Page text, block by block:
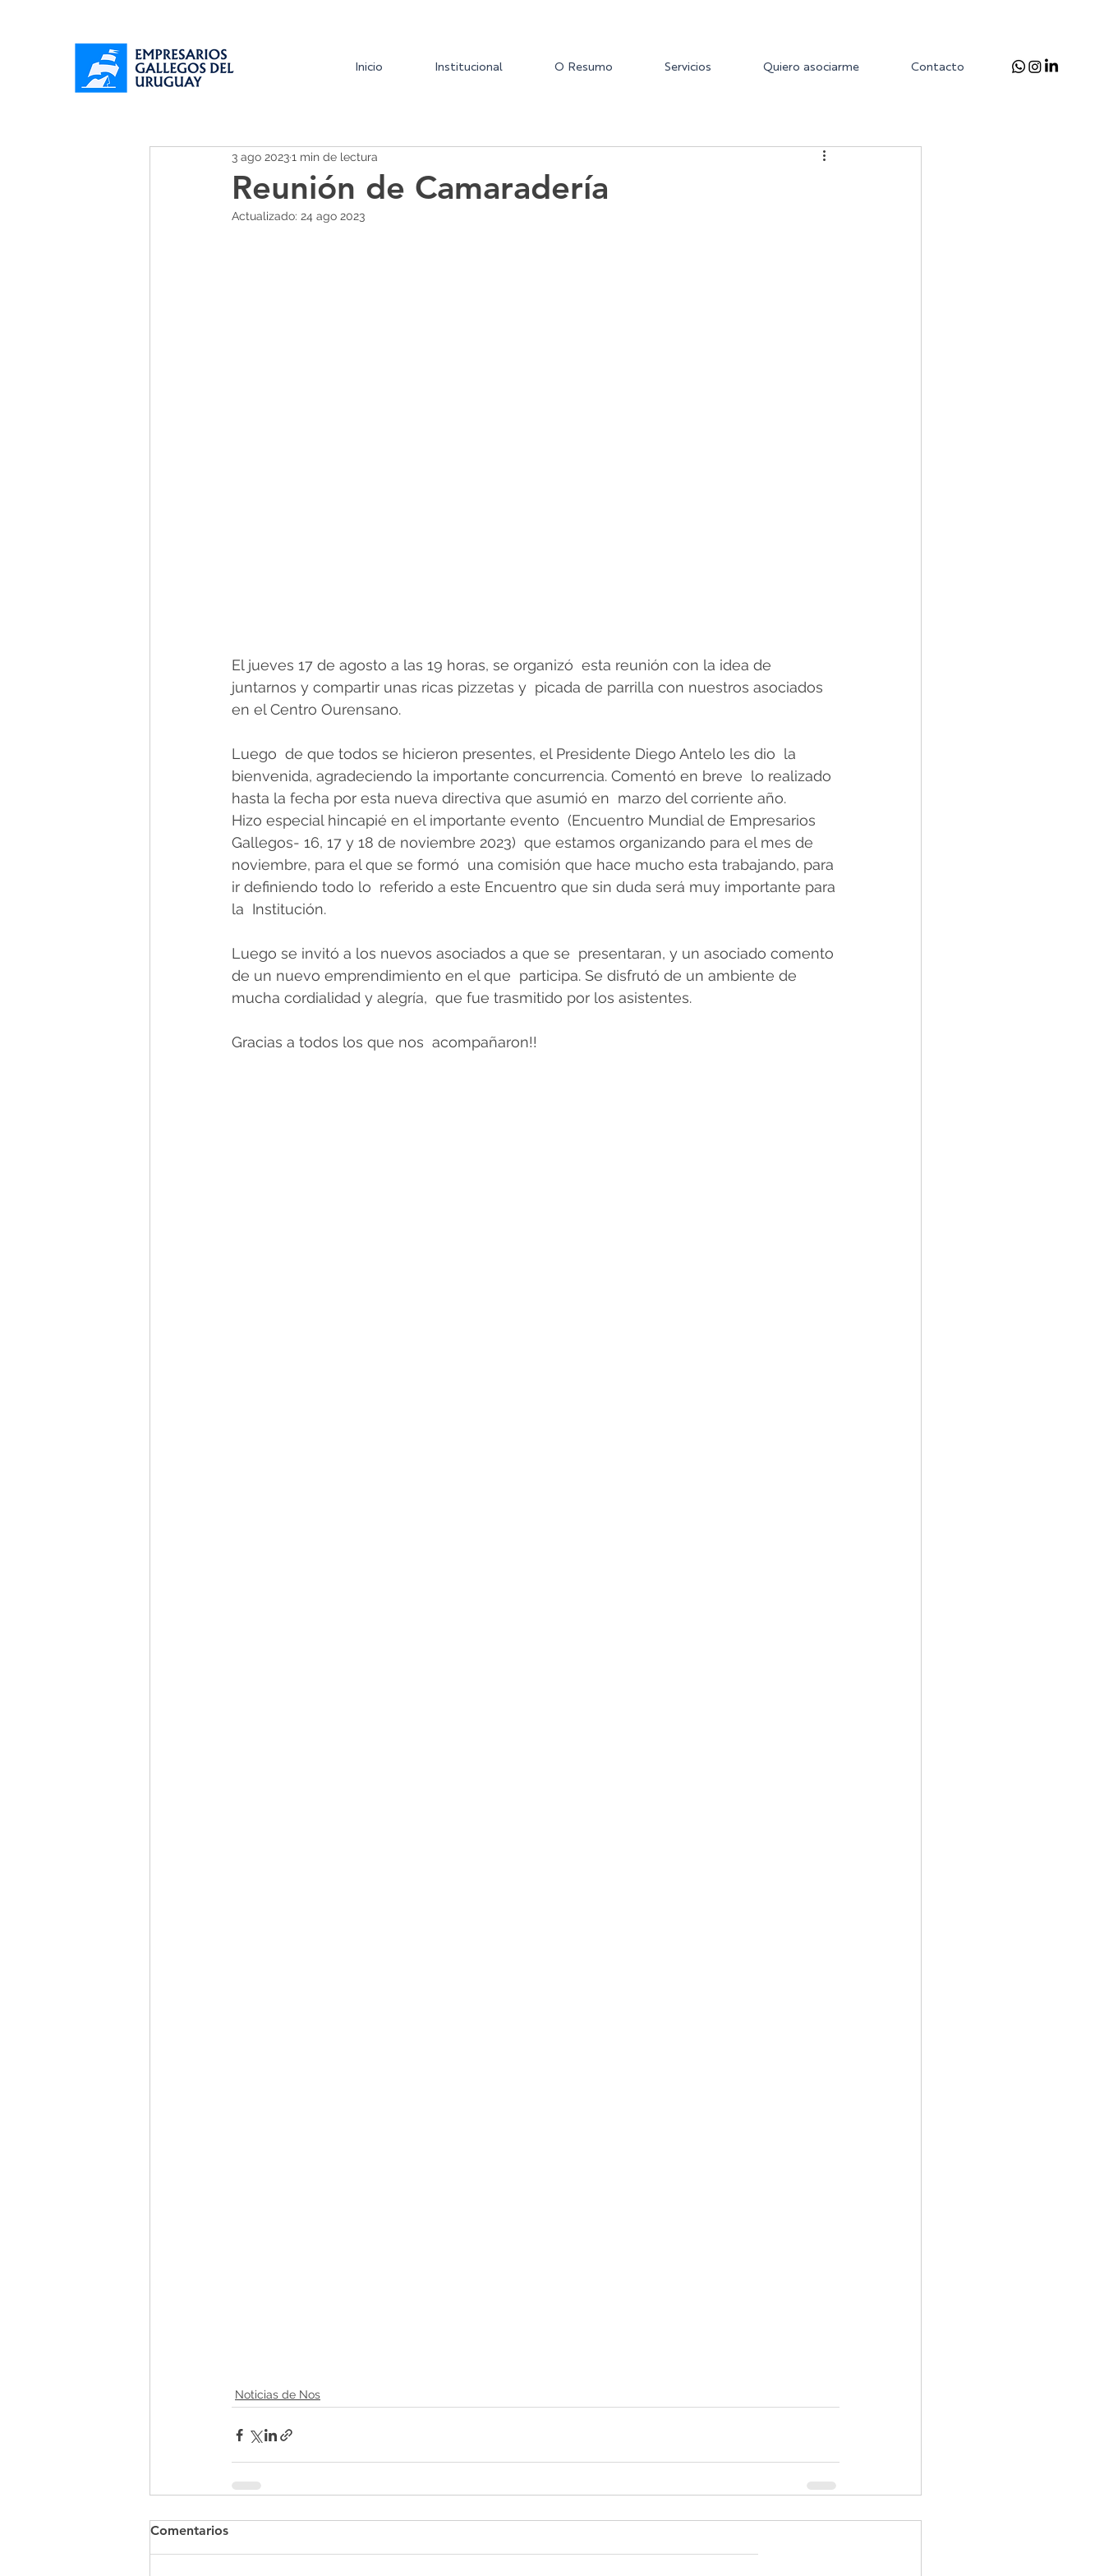
Inicio Institucional O Resumo Servicios Quiero asociarme Contacto
Reunión de Camaradería
3 ago 20231 min de lectura
Actualizado: 24 ago 2023
El jueves 17 de agosto a las 19 horas, se organizó  esta reunión con la idea de
juntarnos y compartir unas ricas pizzetas y  picada de parrilla con nuestros asociados
en el Centro Ourensano.
Luego  de que todos se hicieron presentes, el Presidente Diego Antelo les dio  la
bienvenida, agradeciendo la importante concurrencia. Comentó en breve  lo realizado
hasta la fecha por esta nueva directiva que asumió en  marzo del corriente año.
Hizo especial hincapié en el importante evento  (Encuentro Mundial de Empresarios
Gallegos- 16, 17 y 18 de noviembre 2023)  que estamos organizando para el mes de
noviembre, para el que se formó  una comisión que hace mucho esta trabajando, para
ir definiendo todo lo  referido a este Encuentro que sin duda será muy importante para
la  Institución.
Luego se invitó a los nuevos asociados a que se  presentaran, y un asociado comento
de un nuevo emprendimiento en el que  participa. Se disfrutó de un ambiente de
mucha cordialidad y alegría,  que fue trasmitido por los asistentes.
Gracias a todos los que nos  acompañaron!!
Noticias de Nos
Comentarios